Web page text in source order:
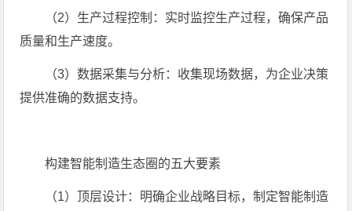
（2）生产过程控制：实时监控生产过程，确保产品
质量和生产速度。
（3）数据采集与分析：收集现场数据，为企业决策
提供准确的数据支持。
构建智能制造生态圈的五大要素
（1）顶层设计：明确企业战略目标，制定智能制造